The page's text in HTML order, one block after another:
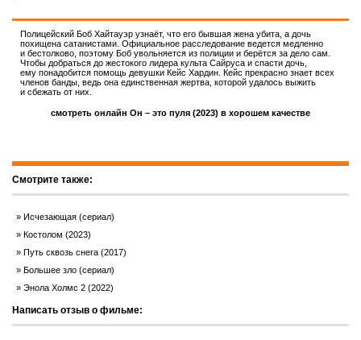
Полицейский Боб Хайтауэр узнаёт, что его бывшая жена убита, а дочь
похищена сатанистами. Официальное расследование ведется медленно
и бестолково, поэтому Боб увольняется из полиции и берётся за дело сам.
Чтобы добраться до жестокого лидера культа Сайруса и спасти дочь,
ему понадобится помощь девушки Кейс Хардин. Кейс прекрасно знает всех
членов банды, ведь она единственная жертва, которой удалось выжить
и сбежать от них.
смотреть онлайн Он – это пуля (2023) в хорошем качестве
Смотрите также:
Исчезающая (сериал)
Костолом (2023)
Путь сквозь снега (2017)
Большее зло (сериал)
Энола Холмс 2 (2022)
Написать отзыв о фильме: